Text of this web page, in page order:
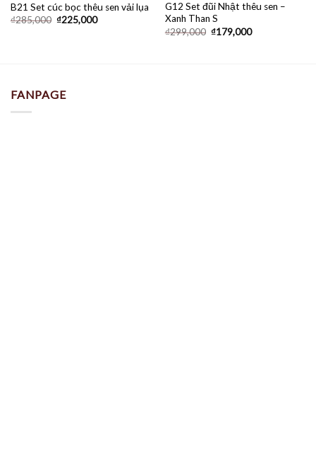
B21 Set cúc bọc thêu sen vải lụa
₫285,000 Giá
₫225,000Giá
G12 Set đũi Nhật thêu sen –
Xanh Than S
₫299,000 Giá
₫179,000Giá
FANPAGE